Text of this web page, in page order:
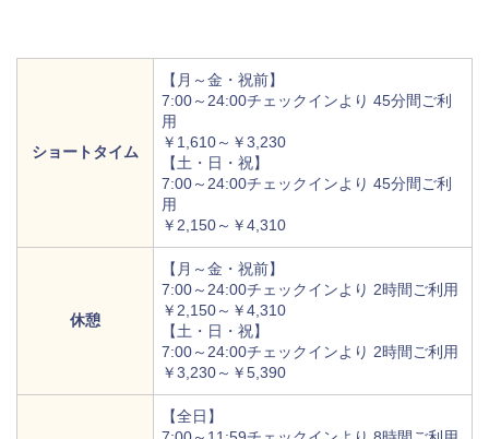
ショートタイム
【月～金・祝前】
7:00～24:00チェックインより 45分間ご利
用
￥1,610～￥3,230
【土・日・祝】
7:00～24:00チェックインより 45分間ご利
用
￥2,150～￥4,310
休憩
【月～金・祝前】
7:00～24:00チェックインより 2時間ご利用
￥2,150～￥4,310
【土・日・祝】
7:00～24:00チェックインより 2時間ご利用
￥3,230～￥5,390
【全日】